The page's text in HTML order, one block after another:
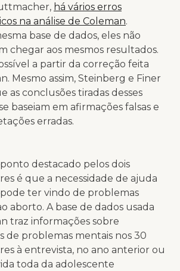
há vários erros
na análise de Coleman.
base de dados, eles não
chegar aos mesmos resultados.
a partir da correção feita
Mesmo assim, Steinberg e Finer
as conclusões tiradas desses
baseiam em afirmações falsas e
erradas.
destacado pelos dois
é que a necessidade de ajuda
ter vindo de problemas
aborto. A base de dados usada
traz informações sobre
de problemas mentais nos 30
à entrevista, no ano anterior ou
toda da adolescente